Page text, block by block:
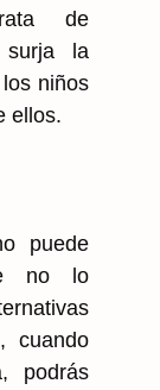
de
surja la
niños
ellos.
puede
no lo
cuando
podrás